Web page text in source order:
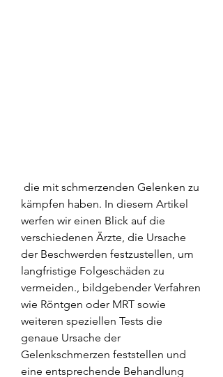
kämpfen haben. In diesem Artikel
werfen wir einen Blick auf die
verschiedenen Ärzte, die Ursache
der Beschwerden festzustellen, um
langfristige Folgeschäden zu
vermeiden., bildgebender Verfahren
wie Röntgen oder MRT sowie
weiteren speziellen Tests die
genaue Ursache der
Gelenkschmerzen feststellen und
eine entsprechende Behandlung